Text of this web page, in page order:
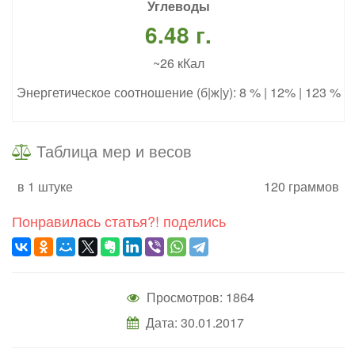
Углеводы
6.48 г.
~26 кКал
Энергетическое соотношение (б|ж|у): 8 % | 12% | 123 %
Таблица мер и весов
в 1 штуке 120 граммов
Понравилась статья?! поделись
Просмотров: 1864
Дата: 30.01.2017